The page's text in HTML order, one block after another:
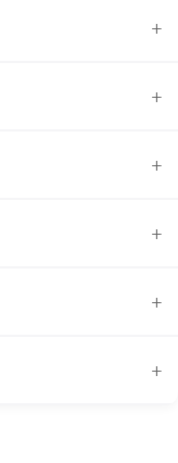
+
+
+
+
+
+